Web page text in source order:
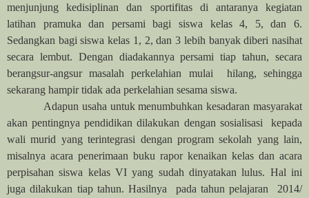
menjunjung kedisiplinan dan sportifitas di antaranya kegiatan
latihan pramuka dan persami bagi siswa kelas 4, 5, dan 6.
Sedangkan bagi siswa kelas 1, 2, dan 3 lebih banyak diberi nasihat
secara lembut. Dengan diadakannya persami tiap tahun, secara
berangsur-angsur masalah perkelahian mulai hilang, sehingga
sekarang hampir tidak ada perkelahian sesama siswa.
Adapun usaha untuk menumbuhkan kesadaran masyarakat
akan pentingnya pendidikan dilakukan dengan sosialisasi kepada
wali murid yang terintegrasi dengan program sekolah yang lain,
misalnya acara penerimaan buku rapor kenaikan kelas dan acara
perpisahan siswa kelas VI yang sudah dinyatakan lulus. Hal ini
juga dilakukan tiap tahun. Hasilnya pada tahun pelajaran 2014/